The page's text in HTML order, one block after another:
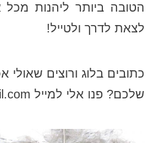
הטובה ביותר ליהנות
לצאת לדרך ולטייל!
כתובים בלוג ורוצים שאולי
שלכם? פנו אלי למייל avnet613@gmail.com